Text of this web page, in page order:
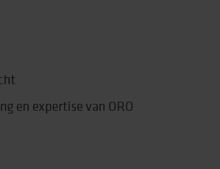
en expertise van ORO